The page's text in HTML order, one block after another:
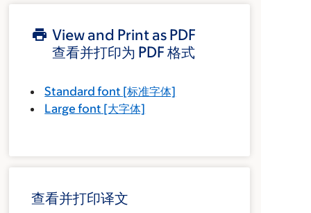
View and Print as PDF
查看并打印为 PDF 格式
Standard font [标准字体]
Large font [大字体]
查看并打印译文